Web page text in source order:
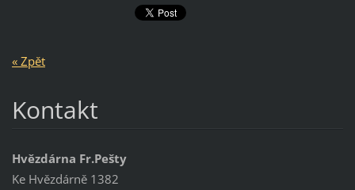
« Zpět
Kontakt
Hvězdárna Fr.Pešty
Ke Hvězdárně 1382